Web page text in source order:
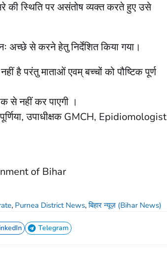
की स्थिति पर असंतोष व्यक्त करते हुए उसे
अच्छे से करने हेतु निर्देशित किया गया।
है परंतु माताओं एवम् बच्चों को पौष्टिक पूर्ण
से नहीं कर पाएगी ।
पूर्णिया, उपाधीक्षक GMCH, Epidiomologist
of Bihar
, Purnea District News,बिहार न्यूज़ (Bihar News)
LinkedIn Telegram
Telegram